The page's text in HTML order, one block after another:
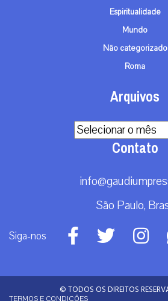
Espiritualidade
Mundo
Não categorizado
Roma
Arquivos
Arquivos
Contato
São Paulo,
Siga-nos
© TODOS OS DIREITOS
TERMOS E CONDIÇÕES